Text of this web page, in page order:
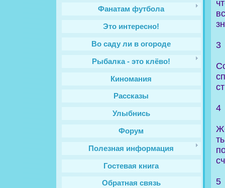
Фанатам футбола
Это интересно!
Во саду ли в огороде
Рыбалка - это клёво!
Киномания
Рассказы
Улыбнись
Форум
Полезная информация
Гостевая книга
Обратная связь
3
4
5